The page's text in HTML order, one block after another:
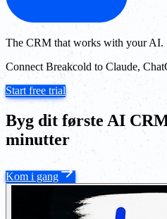
The CRM that works with your AI.
Connect Breakcold to Claude,
Start free trial
Byg dit første AI
minutter
Kom i gang